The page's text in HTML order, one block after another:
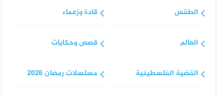
الطقس
العالم
القضية الفلسطينية
قادة وزعماء
قصص وحكايات
مسلسلات رمضان 2026